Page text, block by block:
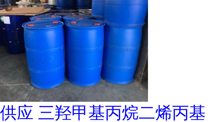
供应 三羟甲基丙烷二烯丙基